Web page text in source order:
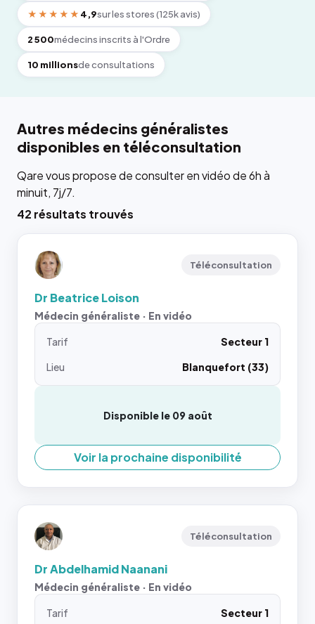
★★★★★ 4,9sur les stores (125k avis)
2 500médecins inscrits à l'Ordre
10 millionsde consultations
Autres médecins généralistes
disponibles en téléconsultation
Qare vous propose de consulter en vidéo de 6h à
minuit, 7j/7.
42 résultats trouvés
Téléconsultation
Dr Beatrice Loison
Médecin généraliste · En vidéo
Tarif
Secteur 1
Lieu
Blanquefort (33)
Disponible le 09 août
Voir la prochaine disponibilité
Téléconsultation
Dr Abdelhamid Naanani
Médecin généraliste · En vidéo
Tarif
Secteur 1